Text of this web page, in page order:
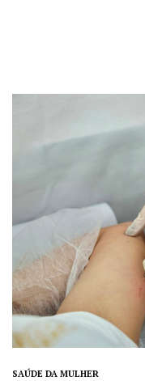
SAÚDE DA MULHER